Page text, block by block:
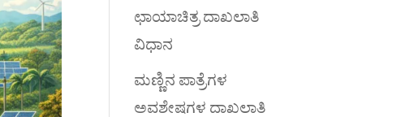
ಛಾಯಾಚಿತ್ರ ದಾಖಲಾತಿ
ವಿಧಾನ
ಮಣ್ಣಿನ ಪಾತ್ರೆಗಳ
ಅವಶೇಷಗಳ ದಾಖಲಾತಿ